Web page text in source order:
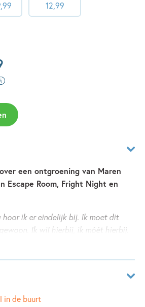
,99
12,99
een ontgroening van Maren
Escape Room, Fright Night en
hoor ik er eindelijk bij. Ik moet dit
Ik wil hierbij, ik móét hierbij.
bedenken wrede, ronduit
Het hoogtepunt is de laatste dag
13 - 25 jaar
in de buurt